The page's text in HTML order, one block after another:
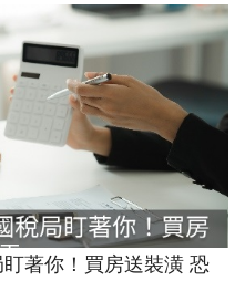
著你！買房送裝潢 恐